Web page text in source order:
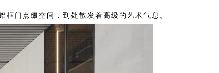
门点缀空间，到处散发着高级的艺术气息。